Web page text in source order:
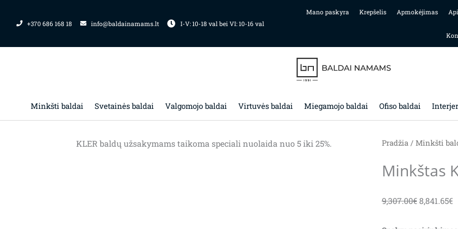
+370 686 168 18 info@baldainamams.lt I-V: 10-18 val bei VI: 10-16 val
Mano paskyra Krepšelis Apmokėjimas
Minkšti baldai Svetainės baldai Valgomojo baldai Virtuvės baldai Miegamojo baldai Ofiso baldai
KLER baldų užsakymams taikoma speciali nuolaida nuo 5 iki 25%. Pradžia/ Minkšti
Minkštas
9,307.00€ Original
8,841.65€